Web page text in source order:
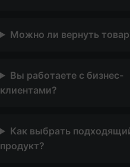
Можно ли вернуть
Вы работаете с бизнес-
клиентами?
Как выбрать
продукт?